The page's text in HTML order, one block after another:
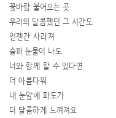
꽃바람 불어오는 곳
우리의 달콤했던 그 시간도
언젠간 사라져
슬퍼 눈물이 나도
너와 함께 할 수 있다면
더 아름다워
내 눈앞에 파도가
더 달콤하게 느껴져요